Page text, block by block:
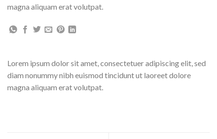
magna aliquam erat volutpat.
Lorem ipsum dolor sit amet, consectetuer adipiscing elit, sed
diam nonummy nibh euismod tincidunt ut laoreet dolore
magna aliquam erat volutpat.